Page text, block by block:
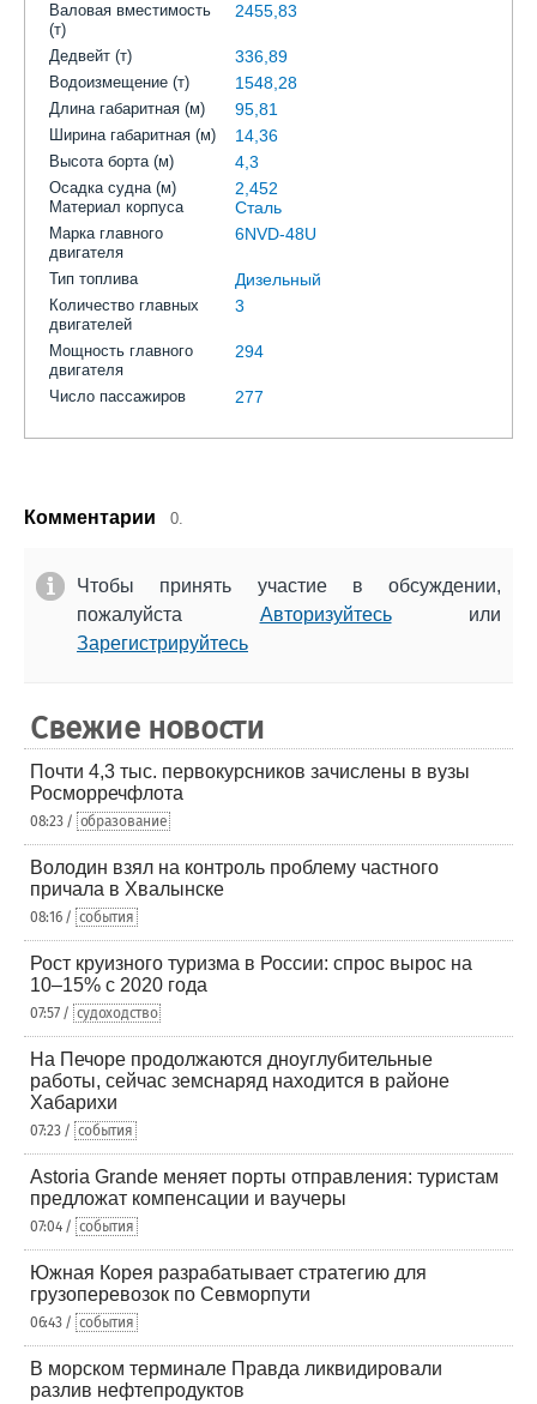
Валовая вместимость
(т)
2455,83
Дедвейт (т) 336,89
Водоизмещение (т) 1548,28
Длина габаритная (м) 95,81
Ширина габаритная (м) 14,36
Высота борта (м) 4,3
Осадка судна (м) 2,452
Материал корпуса Сталь
Марка главного
двигателя
6NVD-48U
Тип топлива Дизельный
Количество главных
двигателей
3
Мощность главного
двигателя
294
Число пассажиров 277
Комментарии 0.
Чтобы принять участие в обсуждении,
пожалуйста Авторизуйтесьили
Зарегистрируйтесь
Свежие новости
Почти 4,3 тыс. первокурсников зачислены в вузы
Росморречфлота
08:23 / образование
Володин взял на контроль проблему частного
причала в Хвалынске
08:16 / события
Рост круизного туризма в России: спрос вырос на
10–15% с 2020 года
07:57 / судоходство
На Печоре продолжаются дноуглубительные
работы, сейчас земснаряд находится в районе
Хабарихи
07:23 / события
Astoria Grande меняет порты отправления: туристам
предложат компенсации и ваучеры
07:04 / события
Южная Корея разрабатывает стратегию для
грузоперевозок по Севморпути
06:43 / события
В морском терминале Правда ликвидировали
разлив нефтепродуктов